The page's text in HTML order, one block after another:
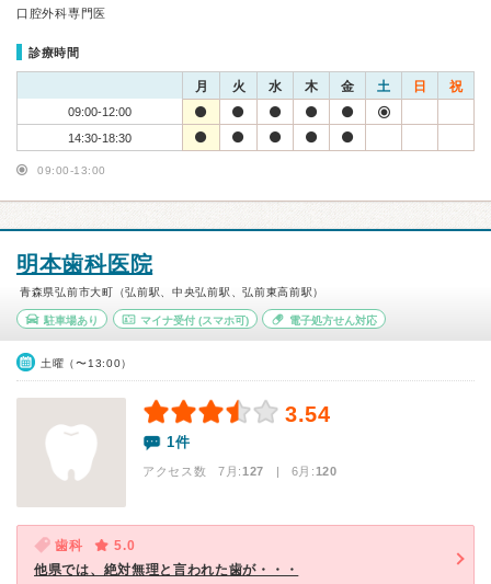
口腔外科専門医
診療時間
月 火 水 木 金 土 日 祝
09:00-12:00
14:30-18:30
09:00-13:00
明本歯科医院
青森県弘前市大町（弘前駅、中央弘前駅、弘前東高前駅）
駐車場あり マイナ受付(スマホ可) 電子処方せん対応
土曜（〜13:00）
3.54
1件
アクセス数 7月:127 | 6月:120
歯科
5.0
他県では、絶対無理と言われた歯が・・・